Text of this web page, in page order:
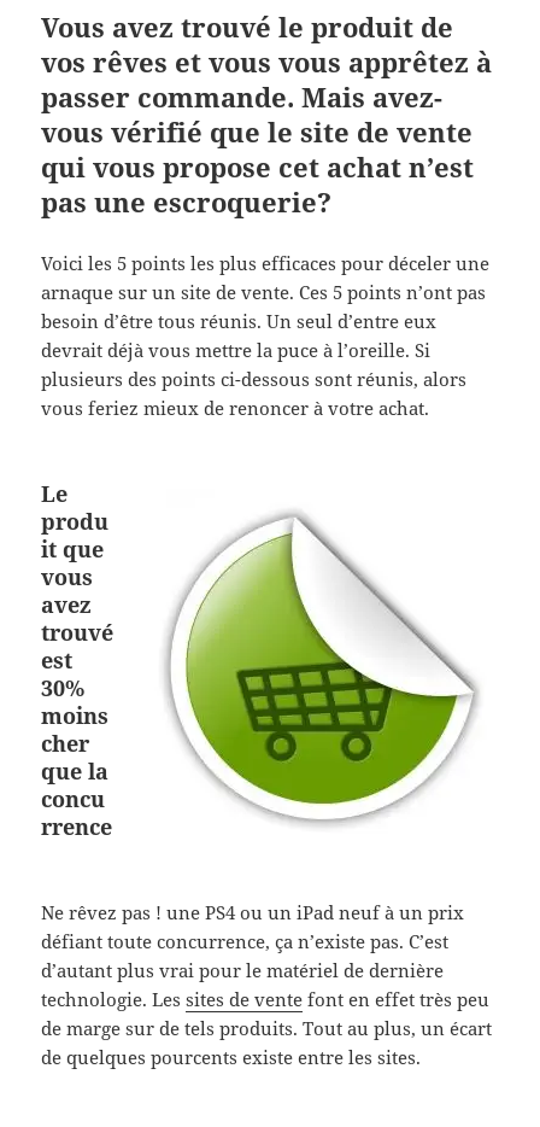
Vous avez trouvé le produit de
vos rêves et vous vous apprêtez à
passer commande. Mais avez-
vous vérifié que le site de vente
qui vous propose cet achat n’est
pas une escroquerie?
Voici les 5 points les plus efficaces pour déceler une
arnaque sur un site de vente. Ces 5 points n’ont pas
besoin d’être tous réunis. Un seul d’entre eux
devrait déjà vous mettre la puce à l’oreille. Si
plusieurs des points ci-dessous sont réunis, alors
vous feriez mieux de renoncer à votre achat.
Le
produ
it que
vous
avez
trouvé
est
30%
moins
cher
que la
concu
rrence
Ne rêvez pas ! une PS4 ou un iPad neuf à un prix
défiant toute concurrence, ça n’existe pas. C’est
d’autant plus vrai pour le matériel de dernière
technologie. Lessites de vente font en effet très peu
de marge sur de tels produits. Tout au plus, un écart
de quelques pourcents existe entre les sites.